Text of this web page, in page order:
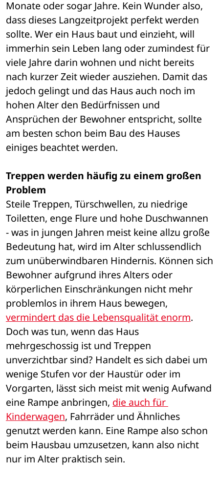
Monate oder sogar Jahre. Kein Wunder also,
dass dieses Langzeitprojekt perfekt werden
sollte. Wer ein Haus baut und einzieht, will
immerhin sein Leben lang oder zumindest für
viele Jahre darin wohnen und nicht bereits
nach kurzer Zeit wieder ausziehen. Damit das
jedoch gelingt und das Haus auch noch im
hohen Alter den Bedürfnissen und
Ansprüchen der Bewohner entspricht, sollte
am besten schon beim Bau des Hauses
einiges beachtet werden.
Treppen werden häufig zu einem großen
Problem
Steile Treppen, Türschwellen, zu niedrige
Toiletten, enge Flure und hohe Duschwannen
- was in jungen Jahren meist keine allzu große
Bedeutung hat, wird im Alter schlussendlich
zum unüberwindbaren Hindernis. Können sich
Bewohner aufgrund ihres Alters oder
körperlichen Einschränkungen nicht mehr
vermindert das die Lebensqualität enorm.
Doch was tun, wenn das Haus
mehrgeschossig ist und Treppen
unverzichtbar sind? Handelt es sich dabei um
wenige Stufen vor der Haustür oder im
Vorgarten, lässt sich meist mit wenig Aufwand
eine Rampe anbringen, die auch für
Kinderwagen, Fahrräder und Ähnliches
genutzt werden kann. Eine Rampe also schon
beim Hausbau umzusetzen, kann also nicht
nur im Alter praktisch sein.